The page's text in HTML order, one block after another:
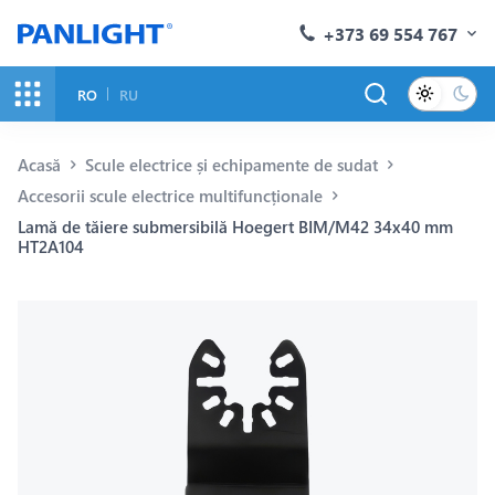
+373 69 554 767
RO RU
Acasă
Scule electrice și echipamente de sudat
Accesorii scule electrice multifuncționale
Lamă de tăiere submersibilă Hoegert BIM/M42 34х40 mm
HT2A104